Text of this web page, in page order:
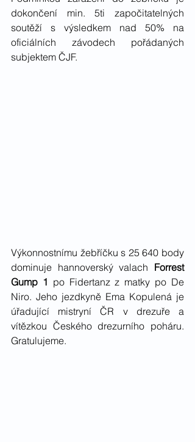
dokončení min. 5ti započitatelných
soutěží s výsledkem nad 50% na
oficiálních závodech pořádaných
subjektem ČJF.
Výkonnostnímu žebříčku s 25 640 body
dominuje hannoverský valach Forrest
Gump 1 po Fidertanz z matky po De
Niro. Jeho jezdkyně Ema Kopulená je
úřadující mistryní ČR v drezuře a
vítězkou Českého drezurního poháru.
Gratulujeme.